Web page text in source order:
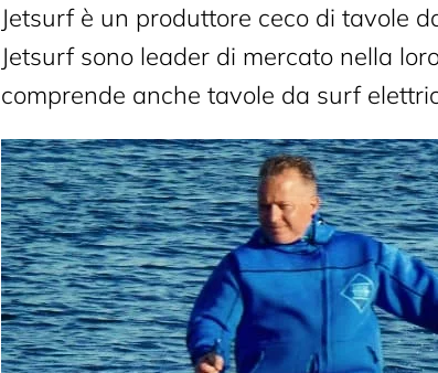
Jetsurf è un produttore ceco di tavole
Jetsurf sono leader di mercato nella
comprende anche tavole da surf